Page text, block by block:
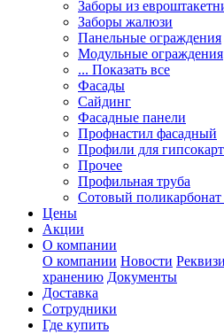
Заборы из
Заборы жалюзи
Панельные ограждения
Модульные ограждения
... Показать все
Фасады
Сайдинг
Фасадные панели
Профнастил фасадный
Профили для
Прочее
Профильная труба
Сотовый
Цены
Акции
О компании
О компании Новости
хранению Документы
Доставка
Сотрудники
Где купить